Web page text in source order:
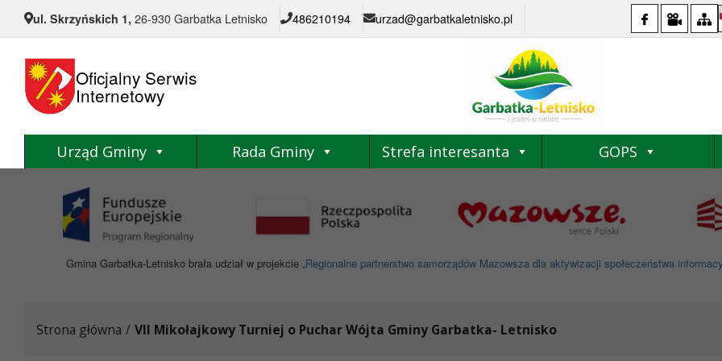
ul. Skrzyńskich 1, 26-930 Garbatka Letnisko 486210194 urzad@garbatkaletnisko.pl
Oficjalny Serwis
Internetowy
Urząd Gminy Rada Gminy Strefa interesanta GOPS
Gmina Garbatka-Letnisko brała udział w projekcie „Regionalne partnerstwo samorządów Mazowsza dla aktywizacji społeczeństwa
Strona główna / VII Mikołajkowy Turniej o Puchar Wójta Gminy Garbatka- Letnisko